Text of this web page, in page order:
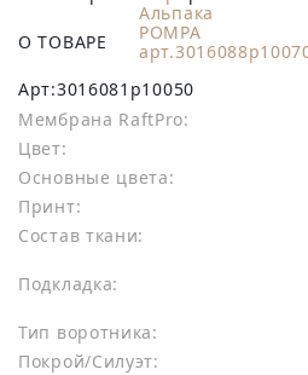
О ТОВАРЕ
Арт:3016081p10050
Мембрана RaftPro:
Цвет:
Основные цвета:
Принт:
Состав ткани:
Подкладка:
Тип воротника:
Покрой/Силуэт: